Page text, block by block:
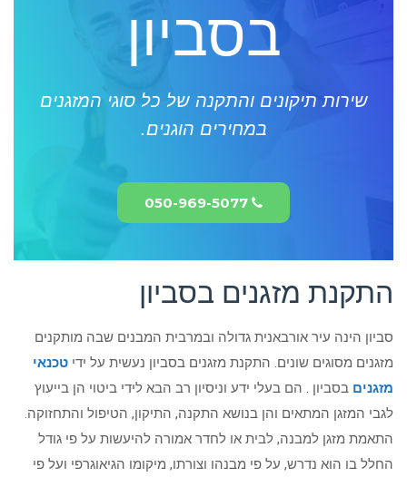
בסביון
שירות תיקונים והתקנה של כל סוגי המזגנים
במחירים הוגנים.
050-969-5077
התקנת מזגנים בסביון
סביון הינה עיר אורבאנית גדולה ובמרבית המבנים שבה מותקנים
מזגנים מסוגים שונים. התקנת מזגנים בסביון נעשית על ידי טכנאי
מזגנים בסביון . הם בעלי ידע וניסיון רב הבא לידי ביטוי הן בייעוץ
לגבי המזגן המתאים והן בנושא התקנה, התיקון, הטיפול והתחזוקה.
התאמת מזגן למבנה, לבית או לחדר אמורה להיעשות על פי גודל
החלל בו הוא נדרש, על פי מבנהו וצורתו, מיקומו הגיאוגרפי ועל פי